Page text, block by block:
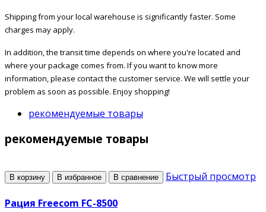
Shipping from your local warehouse is significantly faster. Some
charges may apply.
In addition, the transit time depends on where you're located and
where your package comes from. If you want to know more
information, please contact the customer service. We will settle your
problem as soon as possible. Enjoy shopping!
рекомендуемые товары
рекомендуемые товары
В корзину В избранное В сравнение Быстрый просмотр
Рация Freecom FC-8500